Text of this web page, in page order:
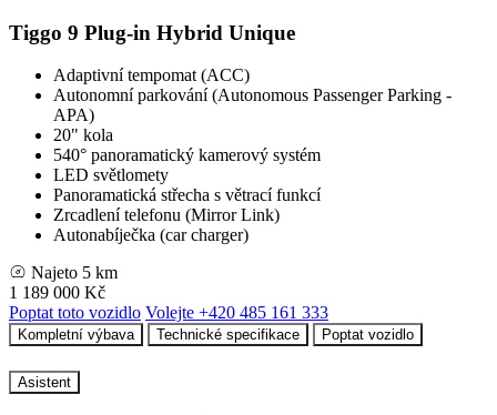
Tiggo 9 Plug-in Hybrid Unique
Adaptivní tempomat (ACC)
Autonomní parkování (Autonomous Passenger Parking -
APA)
20" kola
540° panoramatický kamerový systém
LED světlomety
Panoramatická střecha s větrací funkcí
Zrcadlení telefonu (Mirror Link)
Autonabíječka (car charger)
Najeto 5 km
1 189 000 Kč
Poptat toto vozidlo Volejte +420 485 161 333
Kompletní výbava Technické specifikace Poptat vozidlo
Asistent